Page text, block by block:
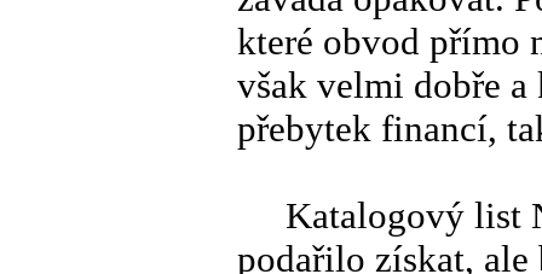
které obvod přímo
však velmi dobře
přebytek financí,
Katalogový list
podařilo získat, ale